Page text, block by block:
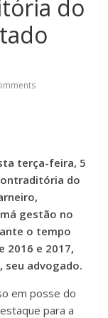
do
terça-feira, 5
do
gestão no
o tempo
2016 e 2017,
seu advogado.
em posse do
para a